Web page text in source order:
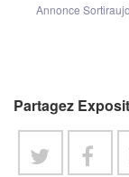
Annonce
Partagez